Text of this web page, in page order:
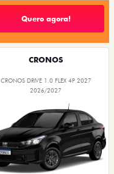
Quero agora!
CRONOS
CRONOS DRIVE 1.0 FLEX 4P 2027
2026/2027